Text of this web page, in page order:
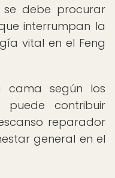
se debe procurar
interrumpan la
vital en el Feng
cama según los
puede contribuir
reparador
general en el